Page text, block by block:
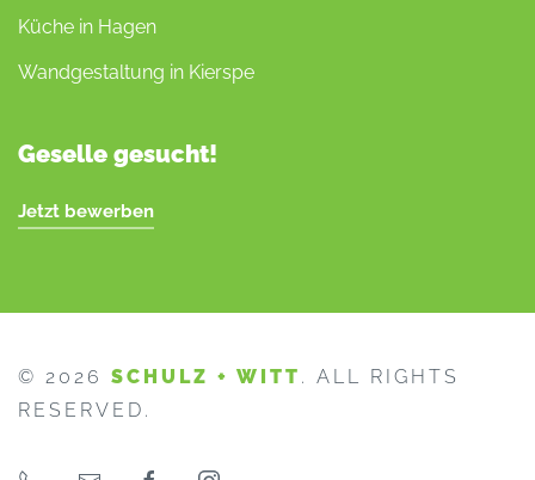
Küche in Hagen
Wandgestaltung in Kierspe
Geselle gesucht!
Jetzt bewerben
© 2026 SCHULZ + WITT . ALL RIGHTS
RESERVED.